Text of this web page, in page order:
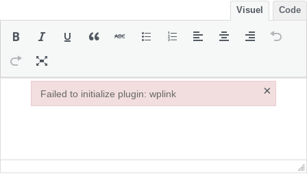
Visuel Code
Failed to initialize plugin: wplink ×
Failed to initialize plugin: wplink